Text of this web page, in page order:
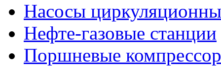
Насосы
Нефте-газовые станции
Поршневые